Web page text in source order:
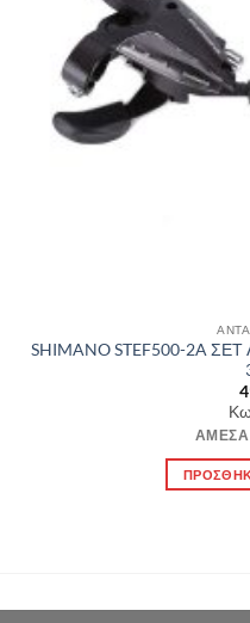
SHIMANO STEF500-2A
ΆΜΕΣΑ